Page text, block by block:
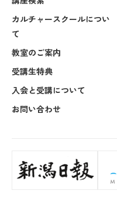
カルチャースクールについ
て
教室のご案内
受講生特典
入会と受講について
お問い合わせ